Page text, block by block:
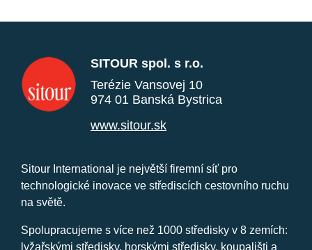
SITOUR spol. s r.o.
Terézie Vansovej 10
974 01 Banská Bystrica
www.sitour.sk
Sitour International je největší firemní síť pro
technologické inovace ve střediscích cestovního ruchu
na světě.
Spolupracujeme s více než 1000 středisky v 8 zemích:
lyžařskými středisky, horskými středisky, koupališti a